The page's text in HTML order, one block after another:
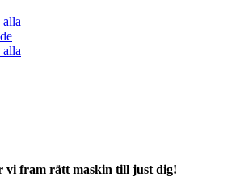
alla
alla
vi fram rätt maskin till just dig!